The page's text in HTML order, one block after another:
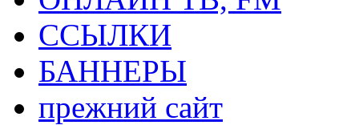
ССЫЛКИ
БАННЕРЫ
прежний сайт